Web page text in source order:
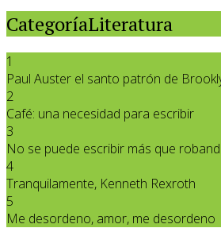
CategoríaLiteratura
1
Paul Auster el santo patrón de
2
Café: una necesidad para escribir
3
No se puede escribir más que
4
Tranquilamente, Kenneth Rexroth
5
Me desordeno, amor, me desordeno